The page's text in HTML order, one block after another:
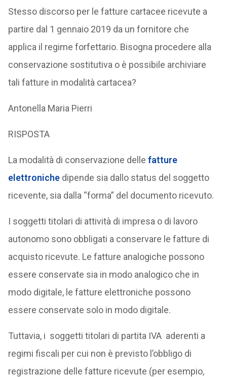
Stesso discorso per le fatture cartacee ricevute a
partire dal 1 gennaio 2019 da un fornitore che
applica il regime forfettario. Bisogna procedere alla
conservazione sostitutiva o è possibile archiviare
tali fatture in modalità cartacea?
Antonella Maria Pierri
RISPOSTA
La modalità di conservazione delle fatture
elettroniche dipende sia dallo status del soggetto
ricevente, sia dalla “forma” del documento ricevuto.
I soggetti titolari di attività di impresa o di lavoro
autonomo sono obbligati a conservare le fatture di
acquisto ricevute. Le fatture analogiche possono
essere conservate sia in modo analogico che in
modo digitale, le fatture elettroniche possono
essere conservate solo in modo digitale.
Tuttavia, i soggetti titolari di partita IVA aderenti a
regimi fiscali per cui non è previsto l’obbligo di
registrazione delle fatture ricevute (per esempio,